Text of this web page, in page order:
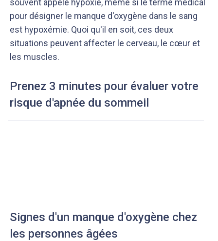
souvent appelé hypoxie, même si le terme médical
pour désigner le manque d'oxygène dans le sang
est hypoxémie. Quoi qu'il en soit, ces deux
situations peuvent affecter le cerveau, le cœur et
les muscles.
Prenez 3 minutes pour évaluer votre
risque d'apnée du sommeil
Signes d'un manque d'oxygène chez
les personnes âgées